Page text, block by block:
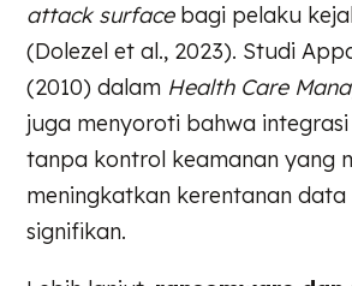
attack surfacebagi pelaku
(Dolezel et al., 2023). Studi
(2010) dalam Health Care
juga menyoroti bahwa
tanpa kontrol keamanan yang
meningkatkan kerentanan data
signifikan.